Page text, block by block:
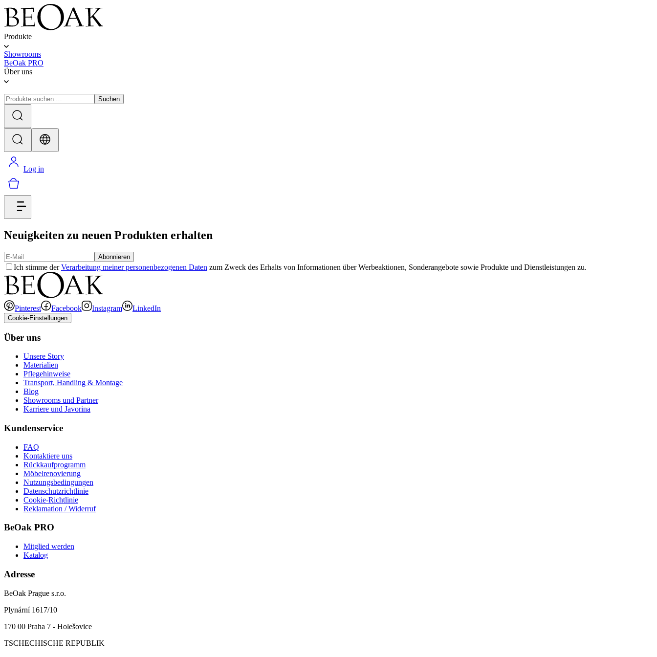
Produkte
Showrooms
BeOak PRO
Über uns
Suchen
Log in
Neuigkeiten zu neuen Produkten erhalten
Abonnieren
Ich stimme derVerarbeitung meiner personenbezogenen Daten zum Zweck des Erhalts von Informationen über Werbeaktionen, Sonderangebote sowie Produkte und Dienstleistungen zu.
Pinterest Facebook Instagram LinkedIn
Cookie-Einstellungen
Über uns
Unsere Story
Materialien
Pflegehinweise
Transport, Handling & Montage
Blog
Showrooms und Partner
Karriere und Javorina
Kundenservice
FAQ
Kontaktiere uns
Rückkaufprogramm
Möbelrenovierung
Nutzungsbedingungen
Datenschutzrichtlinie
Cookie-Richtlinie
Reklamation / Widerruf
BeOak PRO
Mitglied werden
Katalog
Adresse
BeOak Prague s.r.o.
Plynární 1617/10
170 00 Praha 7 - Holešovice
TSCHECHISCHE REPUBLIK